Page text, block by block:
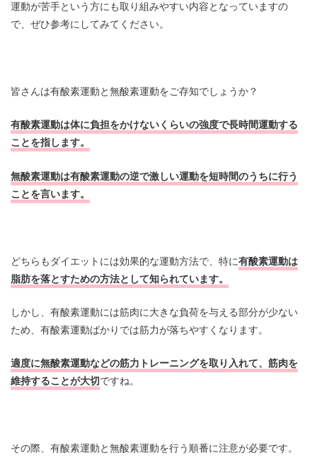
運動が苦手という方にも取り組みやすい内容となっていますの
で、ぜひ参考にしてみてください。
皆さんは有酸素運動と無酸素運動をご存知でしょうか？
有酸素運動は体に負担をかけないくらいの強度で長時間運動する
ことを指します。
無酸素運動は有酸素運動の逆で激しい運動を短時間のうちに行う
ことを言います。
どちらもダイエットには効果的な運動方法で、特に有酸素運動は
脂肪を落とすための方法として知られています。
しかし、有酸素運動には筋肉に大きな負荷を与える部分が少ない
ため、有酸素運動ばかりでは筋力が落ちやすくなります。
適度に無酸素運動などの筋力トレーニングを取り入れて、筋肉を
維持することが大切ですね。
その際、有酸素運動と無酸素運動を行う順番に注意が必要です。